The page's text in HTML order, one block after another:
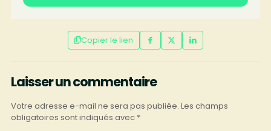
Copier le lien
Laisser un commentaire
Votre adresse e-mail ne sera pas publiée. Les champs
obligatoires sont indiqués avec *